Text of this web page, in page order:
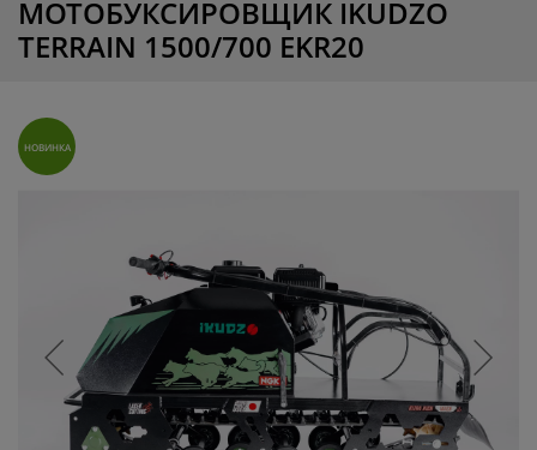
МОТОБУКСИРОВЩИК IKUDZO
TERRAIN 1500/700 EKR20
НОВИНКА